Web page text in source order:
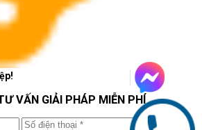
cảm giác cao cấp hơn so với nhóm
máy để làm việc mà còn muốn một chiếc
cao hơn, OmniBook X là nhóm đáng để
Ultra Flip: nhóm cao cấp hơn trong họ
VẤN GIẢI PHÁP MIỄN PHÍ